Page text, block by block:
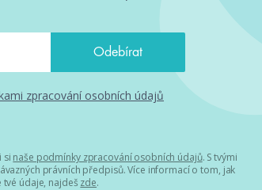
zpracování osobních údajů
si naše podmínky zpracování osobních údajů. S tvými
právních předpisů. Více informací o tom, jak
údaje, najdeš zde.